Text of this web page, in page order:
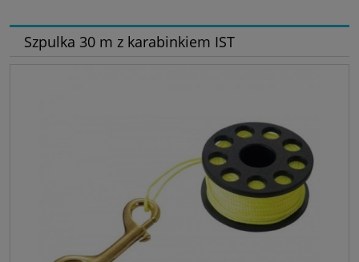
Szpulka 30 m z karabinkiem IST